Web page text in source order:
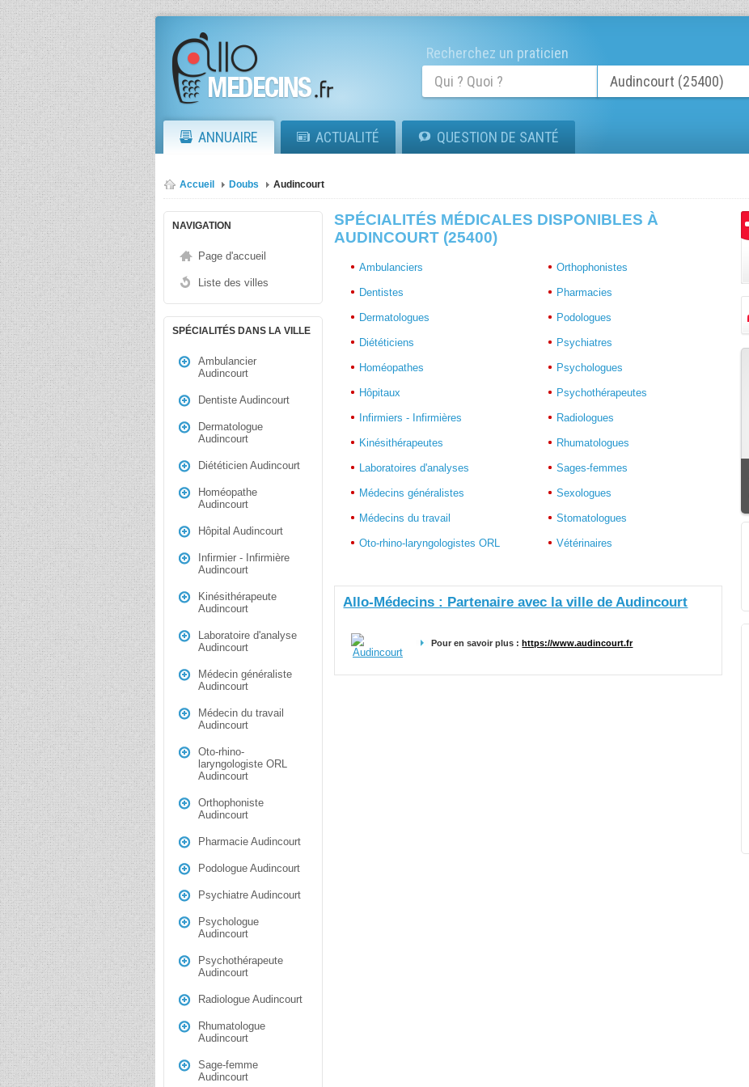
Recherchez un praticien
ANNUAIRE ACTUALITÉ QUESTION DE SANTÉ
Accueil Doubs Audincourt
NAVIGATION
Page d'accueil
Liste des villes
SPÉCIALITÉS DANS LA VILLE
Ambulancier
Audincourt
Dentiste Audincourt
Dermatologue
Audincourt
Diététicien Audincourt
Homéopathe
Audincourt
Hôpital Audincourt
Infirmier - Infirmière
Audincourt
Kinésithérapeute
Audincourt
Laboratoire d'analyse
Audincourt
Médecin généraliste
Audincourt
Médecin du travail
Audincourt
Oto-rhino-
laryngologiste ORL
Audincourt
Orthophoniste
Audincourt
Pharmacie Audincourt
Podologue Audincourt
Psychiatre Audincourt
Psychologue
Audincourt
Psychothérapeute
Audincourt
Radiologue Audincourt
Rhumatologue
Audincourt
Sage-femme
Audincourt
SPÉCIALITÉS MÉDICALES DISPONIBLES À
AUDINCOURT (25400)
Ambulanciers
Dentistes
Dermatologues
Diététiciens
Homéopathes
Hôpitaux
Infirmiers - Infirmières
Kinésithérapeutes
Laboratoires d'analyses
Médecins généralistes
Médecins du travail
Oto-rhino-laryngologistes ORL
Orthophonistes
Pharmacies
Podologues
Psychiatres
Psychologues
Psychothérapeutes
Radiologues
Rhumatologues
Sages-femmes
Sexologues
Stomatologues
Vétérinaires
Allo-Médecins : Partenaire avec la ville de Audincourt
Pour en savoir plus :https://www.audincourt.fr